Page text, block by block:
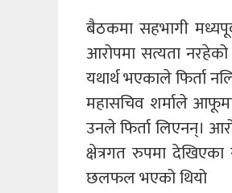
बैठकमा सहभागी
आरोपमा सत्यता
यथार्थ भएकाले फिर्ता
महासचिव शर्माले
उनले फिर्ता लिएनन्।
क्षेत्रगत रुपमा
छलफल भएको थियो